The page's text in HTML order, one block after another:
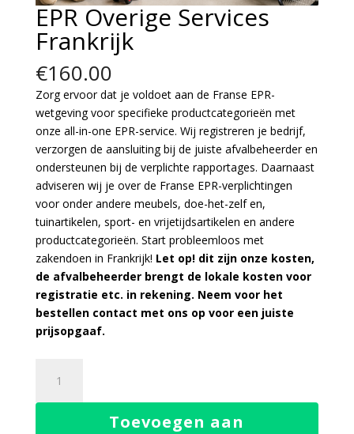
EPR Overige Services
Frankrijk
€160.00
Zorg ervoor dat je voldoet aan de Franse EPR-
wetgeving voor specifieke productcategorieën met
onze all-in-one EPR-service. Wij registreren je bedrijf,
verzorgen de aansluiting bij de juiste afvalbeheerder en
ondersteunen bij de verplichte rapportages. Daarnaast
adviseren wij je over de Franse EPR-verplichtingen
voor onder andere meubels, doe-het-zelf en,
tuinartikelen, sport- en vrijetijdsartikelen en andere
productcategorieën. Start probleemloos met
zakendoen in Frankrijk! Let op! dit zijn onze kosten,
de afvalbeheerder brengt de lokale kosten voor
registratie etc. in rekening. Neem voor het
bestellen contact met ons op voor een juiste
prijsopgaaf.
Overige
Services
Toevoegen aan